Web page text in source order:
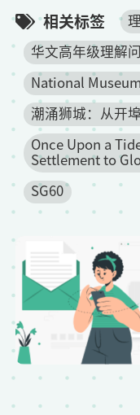
相关标签
华文高年级理解
National
潮涌狮城：从开
Once Upon a
Settlement to
SG60